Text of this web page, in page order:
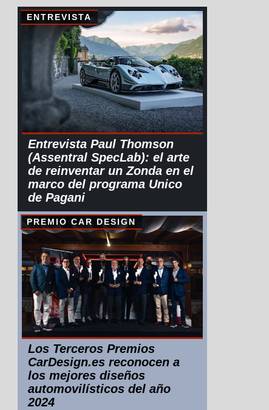
ENTREVISTA
Entrevista Paul Thomson
(Assentral SpecLab): el arte
de reinventar un Zonda en el
marco del programa Unico
de Pagani
PREMIO CAR DESIGN
Los Terceros Premios
CarDesign.es reconocen a
los mejores diseños
automovilísticos del año
2024